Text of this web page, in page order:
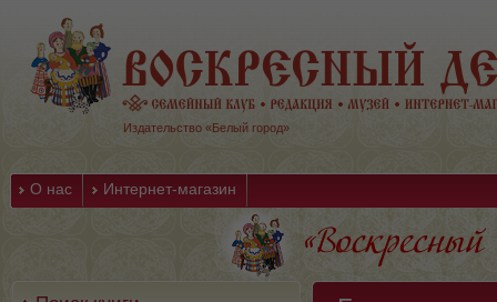
Издательство «Белый город»
О нас Интернет-магазин